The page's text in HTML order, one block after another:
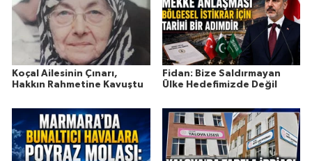
Koçal Ailesinin Çınarı,
Hakkın Rahmetine Kavuştu
Fidan: Bize Saldırmayan
Ülke Hedefimizde Değil